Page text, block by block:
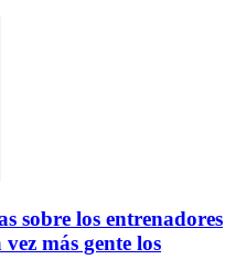
sobre los entrenadores
más gente los